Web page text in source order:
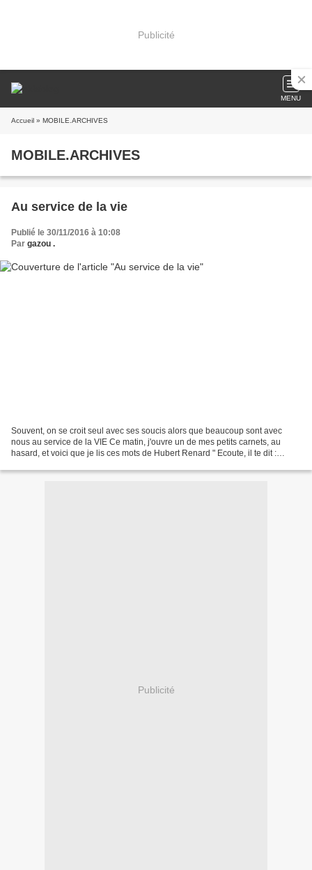
Publicité
MENU
Accueil » MOBILE.ARCHIVES
MOBILE.ARCHIVES
Au service de la vie
Publié le 30/11/2016 à 10:08
Par gazou .
Souvent, on se croit seul avec ses soucis alors que beaucoup sont avec
nous au service de la VIE Ce matin, j'ouvre un de mes petits carnets, au
hasard, et voici que je lis ces mots de Hubert Renard " Ecoute, il te dit :
Publicité